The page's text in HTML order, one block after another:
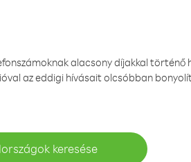
alacsony díjakkal történő
az eddigi hívásait olcsóbban
keresése